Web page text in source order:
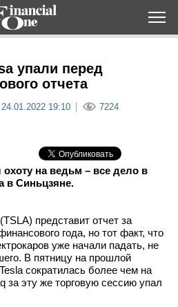
упали перед
отчета
24.01.2022 19:10 7224
на ведьм – все дело в
в Синьцзяне.
представит отчет за
года, но тот факт, что
уже начали падать, не
В пятницу на прошлой
сократилась более чем на
за эту же торговую сессию упал